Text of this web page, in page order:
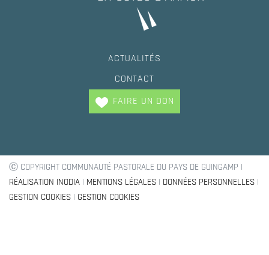
ACTUALITÉS
CONTACT
FAIRE UN DON
Ⓒ COPYRIGHT COMMUNAUTÉ PASTORALE DU PAYS DE GUINGAMP |
RÉALISATION INODIA | MENTIONS LÉGALES | DONNÉES PERSONNELLES |
GESTION COOKIES | GESTION COOKIES